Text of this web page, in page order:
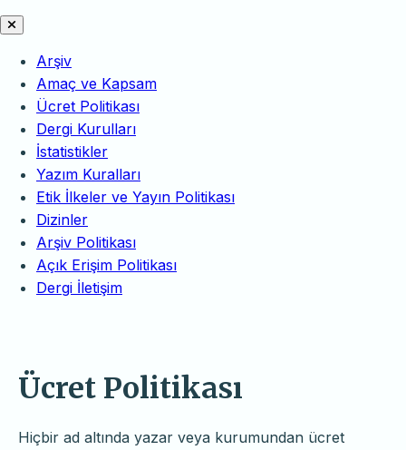
Arşiv
Amaç ve Kapsam
Ücret Politikası
Dergi Kurulları
İstatistikler
Yazım Kuralları
Etik İlkeler ve Yayın Politikası
Dizinler
Arşiv Politikası
Açık Erişim Politikası
Dergi İletişim
Ücret Politikası
Hiçbir ad altında yazar veya kurumundan ücret